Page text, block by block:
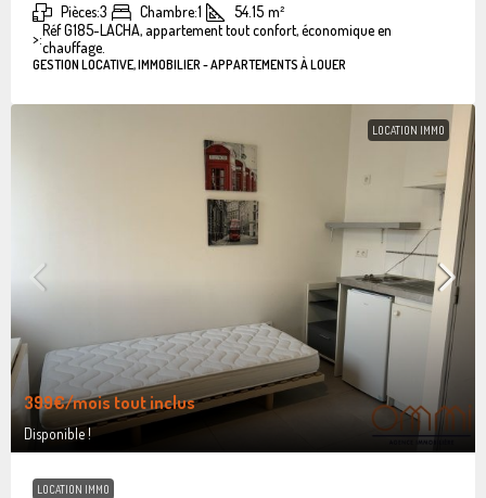
Pièces:3 Chambre:1 54.15 m²
>:Réf G185-LACHA, appartement tout confort, économique en
chauffage.
GESTION LOCATIVE, IMMOBILIER - APPARTEMENTS À LOUER
LOCATION IMMO
399€/mois tout inclus
Disponible !
LOCATION IMMO